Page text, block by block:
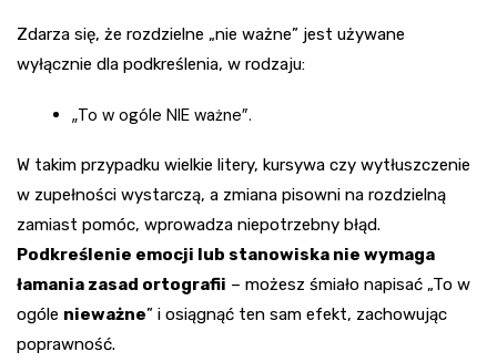
Zdarza się, że rozdzielne „nie ważne” jest używane
wyłącznie dla podkreślenia, w rodzaju:
„To w ogóle NIE ważne”.
W takim przypadku wielkie litery, kursywa czy wytłuszczenie
w zupełności wystarczą, a zmiana pisowni na rozdzielną
zamiast pomóc, wprowadza niepotrzebny błąd.
Podkreślenie emocji lub stanowiska nie wymaga
łamania zasad ortografii – możesz śmiało napisać „To w
ogóle nieważne” i osiągnąć ten sam efekt, zachowując
poprawność.